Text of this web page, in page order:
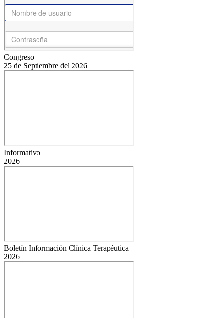
Congreso
25 de Septiembre del 2026
Informativo
2026
Boletín Información Clínica Terapéutica
2026